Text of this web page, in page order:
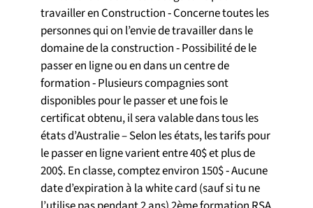
travailler en Construction ⁃ Concerne toutes les
personnes qui on l’envie de travailler dans le
domaine de la construction ⁃ Possibilité de le
passer en ligne ou en dans un centre de
formation ⁃ Plusieurs compagnies sont
disponibles pour le passer et une fois le
certificat obtenu, il sera valable dans tous les
états d’Australie – Selon les états, les tarifs pour
le passer en ligne varient entre 40$ et plus de
200$. En classe, comptez environ 150$ ⁃ Aucune
date d’expiration à la white card (sauf si tu ne